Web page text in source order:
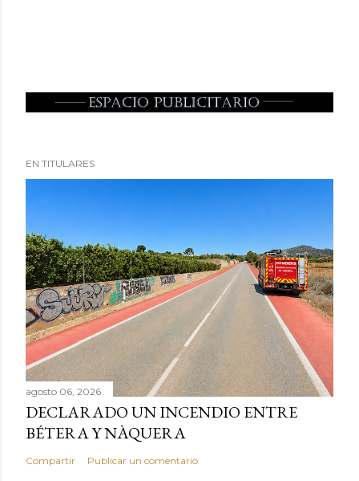
EN TITULARES
agosto 06, 2026
DECLARADO UN INCENDIO ENTRE
BÉTERA Y NÀQUERA
Compartir Publicar un comentario